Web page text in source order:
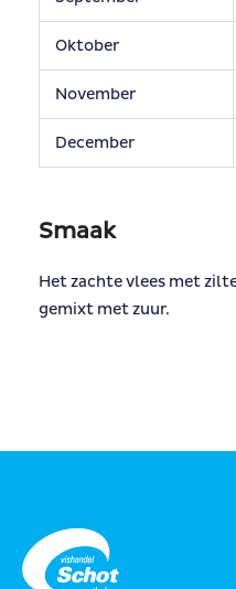
Oktober
November
December
Smaak
Het zachte vlees met
gemixt met zuur.